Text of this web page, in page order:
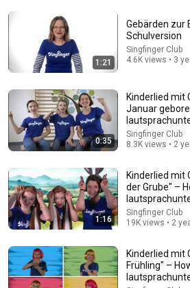
KiKAninchen 2.4M views
Kinderlied mit Gebärden: "Summ
leichter lautsprachunterstützend
1:21
Gebärden zur
Schulversion
Singfinger Club
4.6K views • 3
0:35
Kinderlied mit
Januar
Singfinger Club
8.3K views • 2
1:16
Kinderlied mit
der Grube" –
Singfinger Club
19K views • 2
Kinderlied mit
Frühling" –